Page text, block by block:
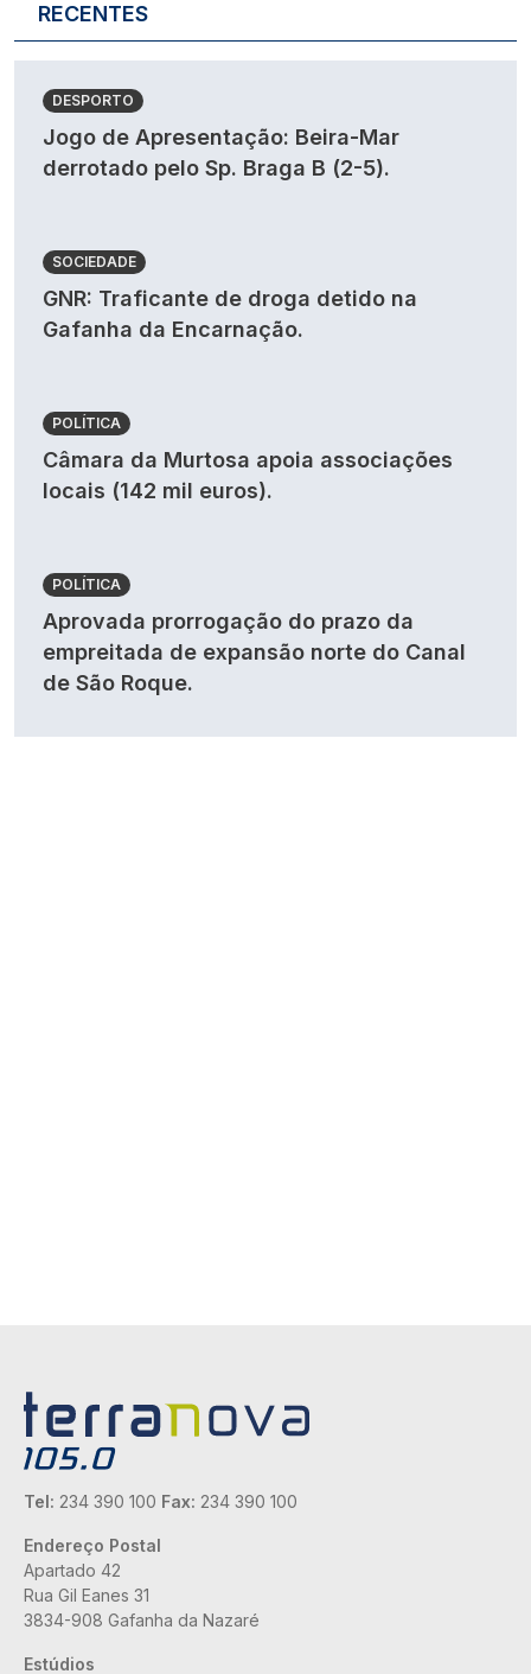
RECENTES
DESPORTO
Jogo de Apresentação: Beira-Mar
derrotado pelo Sp. Braga B (2-5).
SOCIEDADE
GNR: Traficante de droga detido na
Gafanha da Encarnação.
POLÍTICA
Câmara da Murtosa apoia associações
locais (142 mil euros).
POLÍTICA
Aprovada prorrogação do prazo da
empreitada de expansão norte do Canal
de São Roque.
Tel: 234 390 100 Fax: 234 390 100
Endereço Postal
Apartado 42
Rua Gil Eanes 31
3834-908 Gafanha da Nazaré
Estúdios